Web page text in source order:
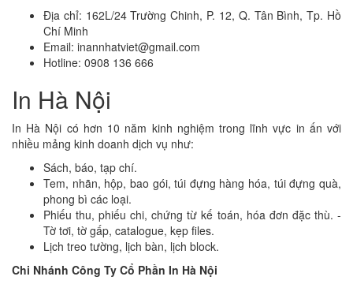
Địa chỉ: 162L/24 Trường Chinh, P. 12, Q. Tân Bình, Tp. Hồ
Chí Minh
Email: inannhatviet@gmail.com
Hotline: 0908 136 666
In Hà Nội
In Hà Nội có hơn 10 năm kinh nghiệm trong lĩnh vực in ấn với
nhiều mảng kinh doanh dịch vụ như:
Sách, báo, tạp chí.
Tem, nhãn, hộp, bao gói, túi đựng hàng hóa, túi đựng quà,
phong bì các loại.
Phiếu thu, phiếu chi, chứng từ kế toán, hóa đơn đặc thù. -
Tờ tơi, tờ gấp, catalogue, kẹp files.
Lịch treo tường, lịch bàn, lịch block.
Chi Nhánh Công Ty Cổ Phần In Hà Nội